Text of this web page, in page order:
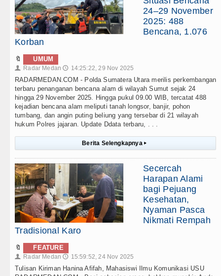
24–29 November
2025: 488
Bencana, 1.076
Korban
🔖 UMUM
👤 Radar Medan 🕔 14:25:22, 29 Nov 2025
RADARMEDAN.COM - Polda Sumatera Utara merilis perkembangan
terbaru penanganan bencana alam di wilayah Sumut sejak 24
hingga 29 November 2025. Hingga pukul 09.00 WIB, tercatat 488
kejadian bencana alam meliputi tanah longsor, banjir, pohon
tumbang, dan angin puting beliung yang tersebar di 21 wilayah
hukum Polres jajaran. Update Ddata terbaru, . . .
Berita Selengkapnya ▸
Secercah
Harapan Alami
bagi Pejuang
Kesehatan,
Nyaman Pasca
Nikmati Rempah
Tradisional Karo
🔖 FEATURE
👤 Radar Medan 🕔 15:59:52, 24 Nov 2025
Tulisan Kiriman Hanina Afifah, Mahasiswi Ilmu Komunikasi USU